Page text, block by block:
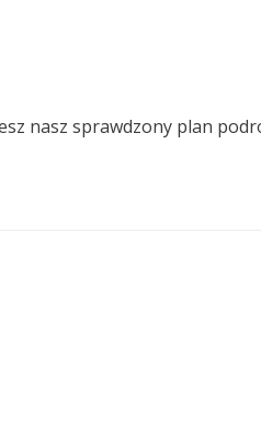
nasz sprawdzony plan